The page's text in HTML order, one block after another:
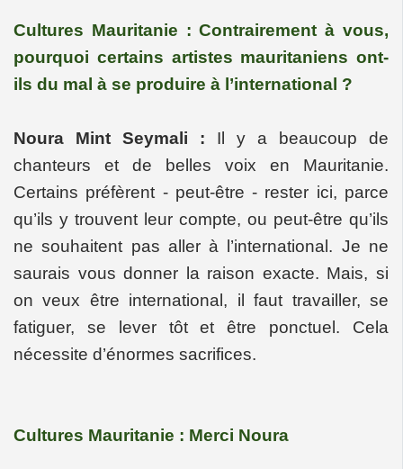
Cultures Mauritanie : Contrairement à vous,
pourquoi certains artistes mauritaniens ont-
ils du mal à se produire à l’international ?
Noura Mint Seymali : Il y a beaucoup de
chanteurs et de belles voix en Mauritanie.
Certains préfèrent - peut-être - rester ici, parce
qu’ils y trouvent leur compte, ou peut-être qu’ils
ne souhaitent pas aller à l’international. Je ne
saurais vous donner la raison exacte. Mais, si
on veux être international, il faut travailler, se
fatiguer, se lever tôt et être ponctuel. Cela
nécessite d’énormes sacrifices.
Cultures Mauritanie : Merci Noura